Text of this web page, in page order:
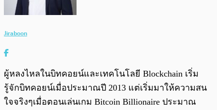
Jiraboon
ผู้หลงไหลในบิทคอยน์และเทคโนโลยี Blockchain เริ่ม
รู้จักบิทคอยน์เมื่อประมาณปี 2013 แต่เริ่มมาให้ความสน
ใจจริงๆเมื่อตอนเล่นเกม Bitcoin Billionaire ประมาณ